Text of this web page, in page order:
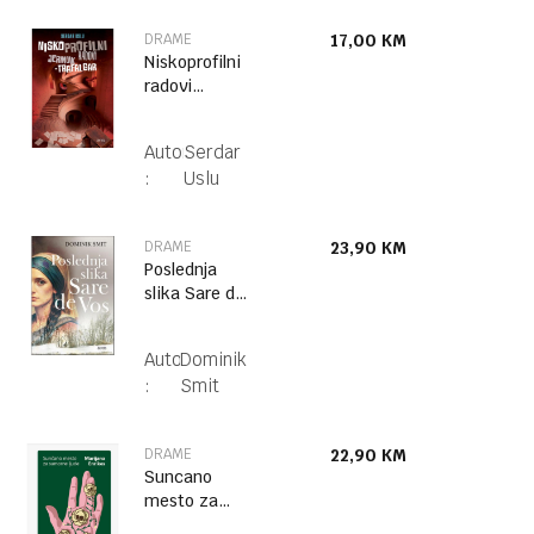
DRAME
Niskoprofilni
radovi
Autor
:
Serdar
Uslu
17,00 KM
DRAME
Poslednja
slika Sare de
Autor
:
Dominik
Smit
23,90 KM
DRAME
Suncano
mesto za
22,90 KM